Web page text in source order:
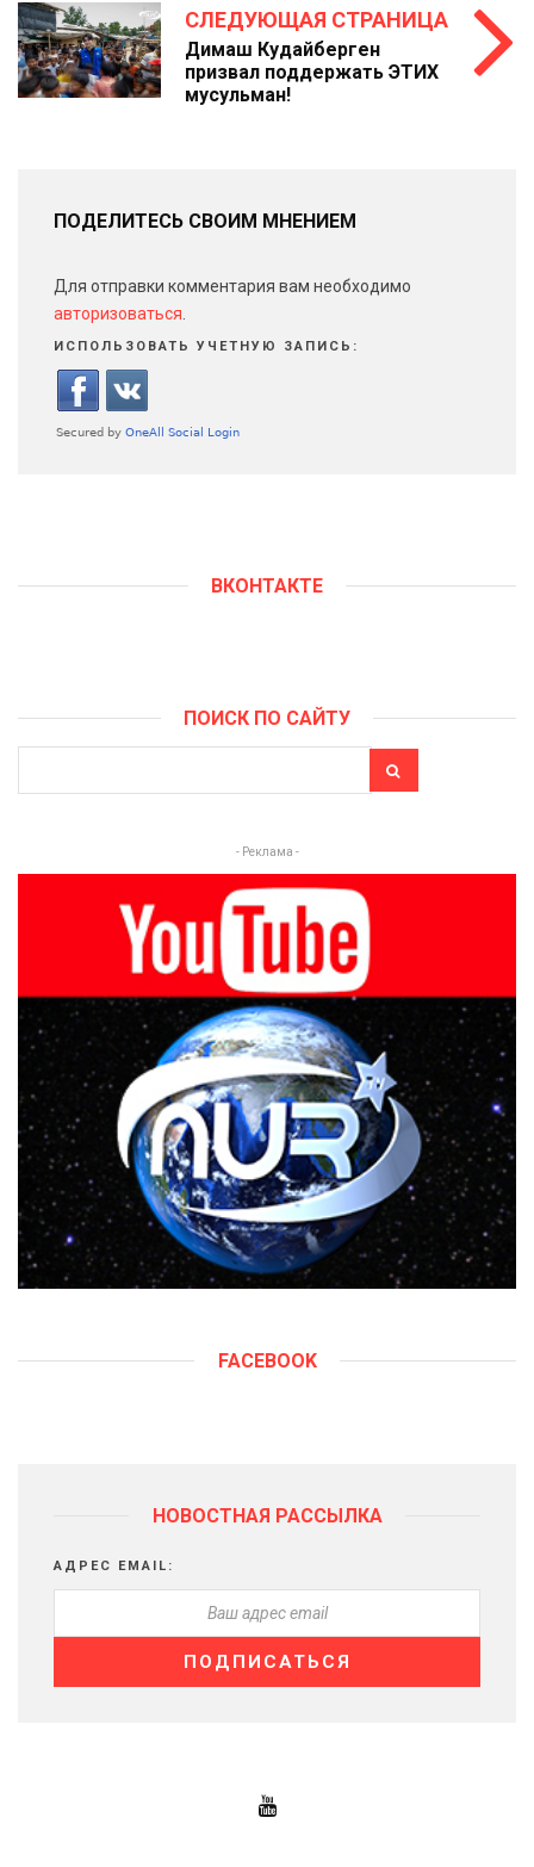
СЛЕДУЮЩАЯ СТРАНИЦА
Димаш Кудайберген
призвал поддержать ЭТИХ
мусульман!
ПОДЕЛИТЕСЬ СВОИМ МНЕНИЕМ
Для отправки комментария вам необходимо
авторизоваться
ИСПОЛЬЗОВАТЬ УЧЕТНУЮ ЗАПИСЬ:
ВКОНТАКТЕ
ПОИСК ПО САЙТУ
- Реклама -
FACEBOOK
НОВОСТНАЯ РАССЫЛКА
АДРЕС EMAIL: